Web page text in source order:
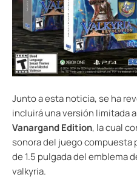
Junto a esta noticia, se ha
incluirá una versión limitada
Vanargand Edition, la cual
sonora del juego compuesta
de 1.5 pulgada del emblema
valkyria.